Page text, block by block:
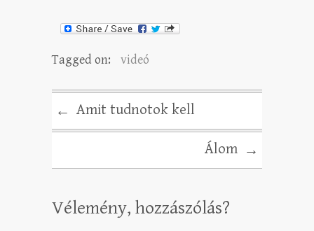
Tagged on: videó
← Amit tudnotok kell
Álom →
Vélemény, hozzászólás?